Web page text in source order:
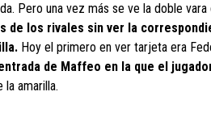
Pero una vez más se ve la doble
de los rivales sin ver la
Hoy el primero en ver tarjeta era
de Maffeo en la que el
la amarilla.